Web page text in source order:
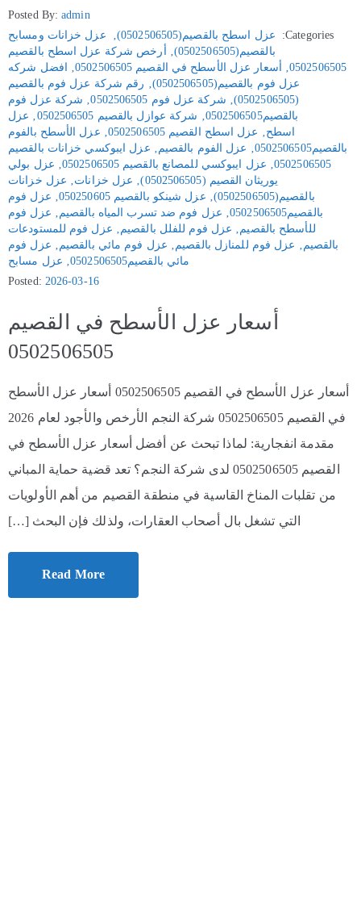
Posted By:admin
Categories:
عزل اسطح بالقصيم(0502506505) ‚
عزل خزانات ومسابح
بالقصيم(0502506505)
‚
أرخص شركة عزل اسطح بالقصيم
0502506505
‚ أسعار عزل الأسطح في القصيم 0502506505 ‚
افضل شركه
عزل فوم بالقصيم(0502506505)
‚ رقم شركة عزل فوم بالقصيم
(0502506505)
‚ شركة عزل فوم 0502506505 ‚ شركة عزل فوم
بالقصيم0502506505
‚ شركة عوازل بالقصيم 0502506505 ‚ عزل
اسطح‚ عزل اسطح القصيم 0502506505 ‚ عزل الأسطح بالفوم
بالقصيم0502506505
‚ عزل الفوم بالقصيم‚ عزل ايبوكسي خزانات بالقصيم
0502506505
‚ عزل ايبوكسي للمصانع بالقصيم 0502506505 ‚ عزل بولي
يوريثان القصيم (0502506505)
‚ عزل خزانات‚ عزل خزانات
بالقصيم(0502506505)
‚ عزل شينكو بالقصيم 050250605 ‚ عزل فوم
بالقصيم0502506505
‚ عزل فوم ضد تسرب المياه بالقصيم‚ عزل فوم
للأسطح بالقصيم‚ عزل فوم للفلل بالقصيم‚ عزل فوم للمستودعات
بالقصيم‚ عزل فوم للمنازل بالقصيم‚ عزل فوم مائي بالقصيم‚ عزل فوم
مائي بالقصيم0502506505
‚ عزل مسابح
Posted: 2026-03-16
أسعار عزل الأسطح في القصيم
0502506505
أسعار عزل الأسطح في القصيم 0502506505 أسعار عزل الأسطح
في القصيم 0502506505 شركة النجم الأرخص والأجود لعام 2026
مقدمة انفجارية: لماذا تبحث عن أفضل أسعار عزل الأسطح في
القصيم 0502506505 لدى شركة النجم؟ تعد قضية حماية المباني
من تقلبات المناخ القاسية في منطقة القصيم من أهم الأولويات
التي تشغل بال أصحاب العقارات، ولذلك فإن البحث […]
Read More